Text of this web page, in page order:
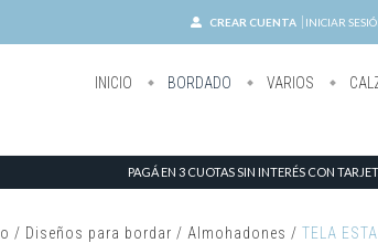
CREAR CUENTA INICIAR
INICIO BORDADO VARIOS
PAGÁ EN 3 CUOTAS SIN INTERÉS CON
/ Diseños para bordar / Almohadones / TELA